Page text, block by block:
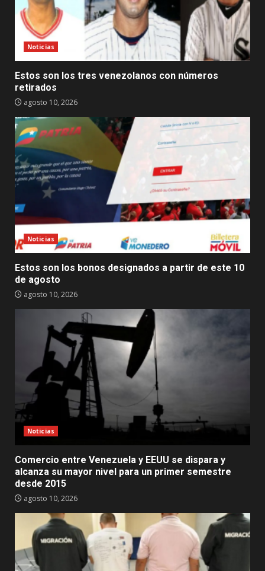
Noticias
Estos son los tres venezolanos con números
retirados
agosto 10, 2026
Noticias
Estos son los bonos designados a partir de este 10
de agosto
agosto 10, 2026
Noticias
Comercio entre Venezuela y EEUU se dispara y
alcanza su mayor nivel para un primer semestre
desde 2015
agosto 10, 2026